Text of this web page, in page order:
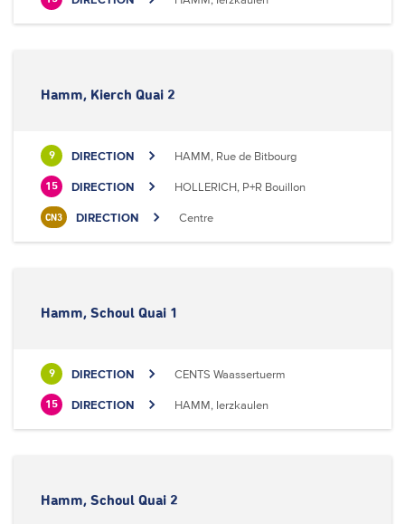
Hamm, Kierch Quai 2
9 DIRECTION HAMM, Rue de Bitbourg
15 DIRECTION HOLLERICH, P+R Bouillon
CN3 DIRECTION Centre
Hamm, Schoul Quai 1
9 DIRECTION CENTS Waassertuerm
15 DIRECTION HAMM, Ierzkaulen
Hamm, Schoul Quai 2